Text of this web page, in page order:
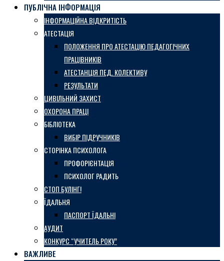
ПУБЛІЧНА ІНФОРМАЦІЯ
ІНФОРМАЦІЙНА ВІДКРИТІСТЬ
АТЕСТАЦІЯ
ПОЛОЖЕННЯ ПРО АТЕСТАЦІЮ ПЕДАГОГІЧНИХ
ПРАЦІВНИКІВ
АТЕСТАНЦІЯ ПЕД. КОЛЕКТИВУ
РЕЗУЛЬТАТИ
ЦИВІЛЬНИЙ ЗАХИСТ
ОХОРОНА ПРАЦІ
БІБЛІОТЕКА
ВИБІР ПІДРУЧНИКІВ
СТОРІНКА ПСИХОЛОГА
ПРОФОРІЄНТАЦІЯ
ПСИХОЛОГ РАДИТЬ
СТОП БУЛІНГ!
ЇДАЛЬНЯ
ПАСПОРТ ЇДАЛЬНІ
АУДИТ
КОНКУРС “УЧИТЕЛЬ РОКУ”
ВАЖЛИВЕ